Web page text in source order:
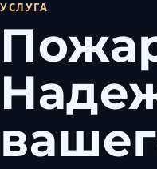
УСЛУГА